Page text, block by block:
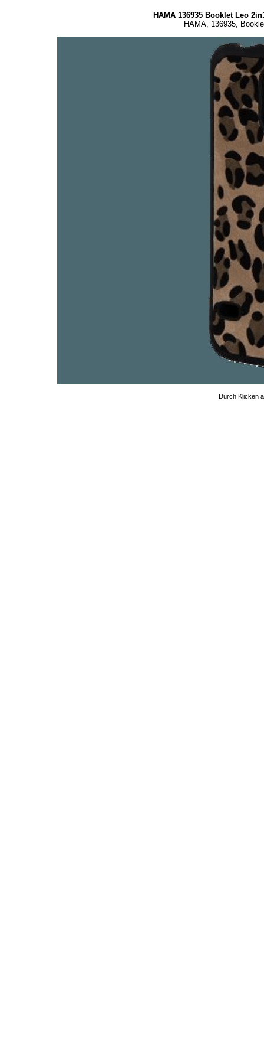
HAMA 136935 Booklet Leo
HAMA, 136935,
Durch Klicken